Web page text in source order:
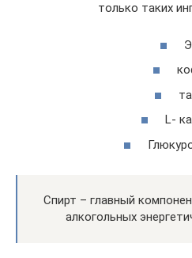
только таких
L-
Спирт – главный
алкогольных